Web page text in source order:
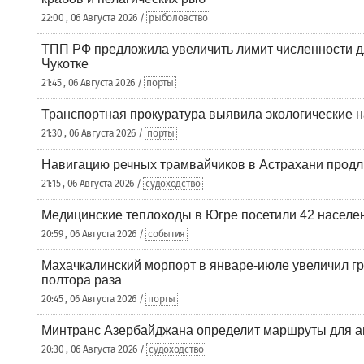
22:00 , 06 Августа 2026 / рыболовство
ТПП РФ предложила увеличить лимит численности
Чукотке
21:45 , 06 Августа 2026 / порты
Транспортная прокуратура выявила
21:30 , 06 Августа 2026 / порты
Навигацию речных трамвайчиков в Астрахани
21:15 , 06 Августа 2026 / судоходство
Медицинские теплоходы в Югре посетили 42
20:59 , 06 Августа 2026 / события
Махачкалинский морпорт в январе-июле увеличил
полтора раза
20:45 , 06 Августа 2026 / порты
Минтранс Азербайджана определит маршруты для
20:30 , 06 Августа 2026 / судоходство